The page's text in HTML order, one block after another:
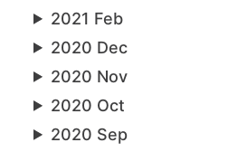
2021 Feb
2020 Dec
2020 Nov
2020 Oct
2020 Sep